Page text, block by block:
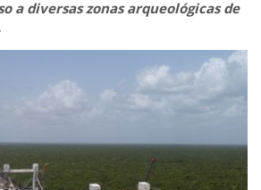
a diversas zonas arqueológicas de